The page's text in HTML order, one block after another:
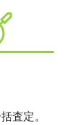
査定。